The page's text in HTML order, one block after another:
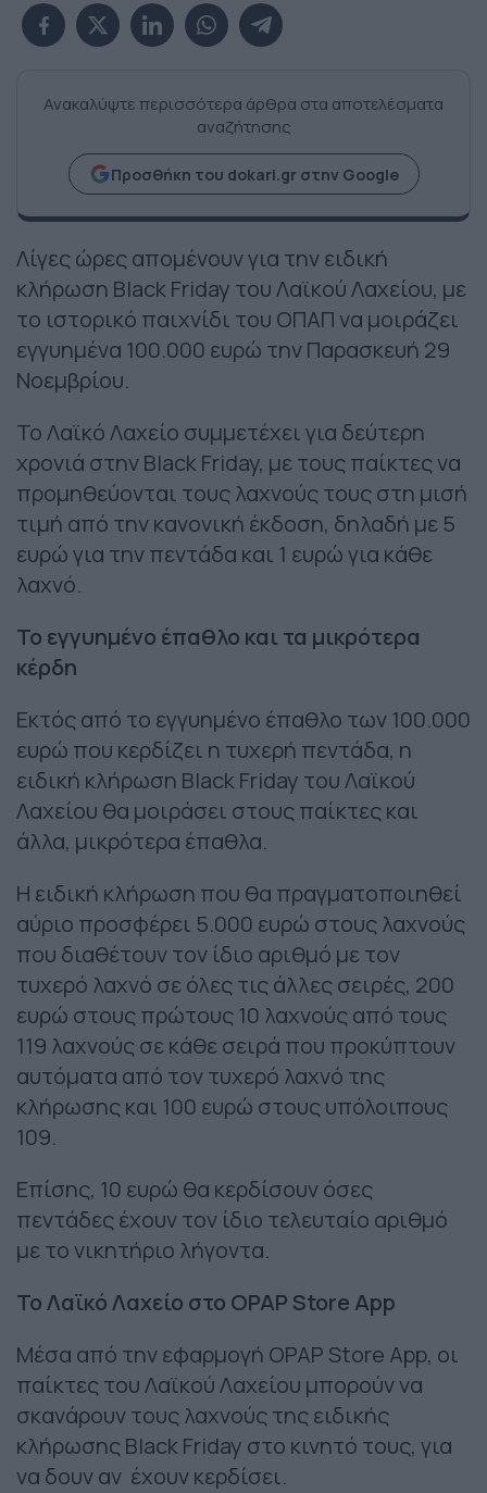
Ανακαλύψτε περισσότερα άρθρα στα αποτελέσματα
αναζήτησης
Προσθήκη του dokari.gr στην Google
Λίγες ώρες απομένουν για την ειδική
κλήρωση Black Friday του Λαϊκού Λαχείου, με
το ιστορικό παιχνίδι του ΟΠΑΠ να μοιράζει
εγγυημένα 100.000 ευρώ την Παρασκευή 29
Νοεμβρίου.
Το Λαϊκό Λαχείο συμμετέχει για δεύτερη
χρονιά στην Black Friday, με τους παίκτες να
προμηθεύονται τους λαχνούς τους στη μισή
τιμή από την κανονική έκδοση, δηλαδή με 5
ευρώ για την πεντάδα και 1 ευρώ για κάθε
λαχνό.
Το εγγυημένο έπαθλο και τα μικρότερα
κέρδη
Εκτός από το εγγυημένο έπαθλο των 100.000
ευρώ που κερδίζει η τυχερή πεντάδα, η
ειδική κλήρωση Black Friday του Λαϊκού
Λαχείου θα μοιράσει στους παίκτες και
άλλα, μικρότερα έπαθλα.
Η ειδική κλήρωση που θα πραγματοποιηθεί
αύριο προσφέρει 5.000 ευρώ στους λαχνούς
που διαθέτουν τον ίδιο αριθμό με τον
τυχερό λαχνό σε όλες τις άλλες σειρές, 200
ευρώ στους πρώτους 10 λαχνούς από τους
119 λαχνούς σε κάθε σειρά που προκύπτουν
αυτόματα από τον τυχερό λαχνό της
κλήρωσης και 100 ευρώ στους υπόλοιπους
109.
Επίσης, 10 ευρώ θα κερδίσουν όσες
πεντάδες έχουν τον ίδιο τελευταίο αριθμό
με το νικητήριο λήγοντα.
Το Λαϊκό Λαχείο στο OPAP Store App
Μέσα από την εφαρμογή OPAP Store App, οι
παίκτες του Λαϊκού Λαχείου μπορούν να
σκανάρουν τους λαχνούς της ειδικής
κλήρωσης Black Friday στο κινητό τους, για
να δουν αν έχουν κερδίσει.